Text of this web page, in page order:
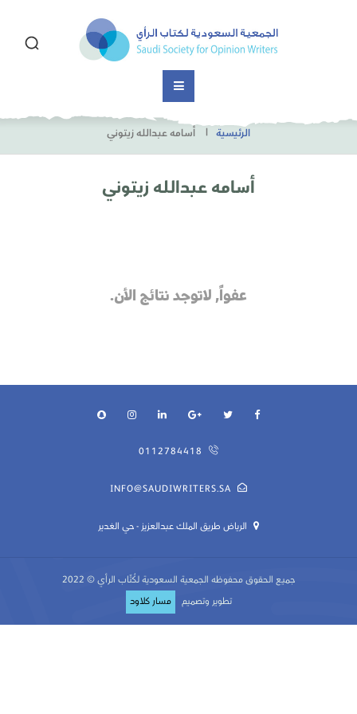
الرئيسية أسامه عبدالله زيتوني
أسامه عبدالله زيتوني
عفواً, لاتوجد نتائج الأن.
0112784418
INFO@SAUDIWRITERS.SA
الرياض طريق الملك عبدالعزيز - حي الغدير
جميع الحقوق محفوظهالجمعية السعودية لكُتّاب الرأي© 2022
تطوير وتصميم مسار كلاود